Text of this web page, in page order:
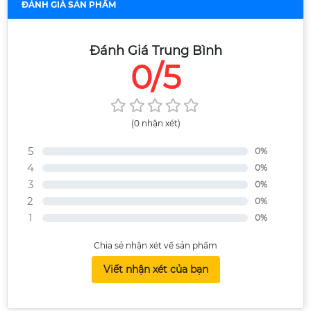
ĐÁNH GIÁ SẢN PHẨM
Đánh Giá Trung Bình
0/5
(0 nhận xét)
5 0%
4 0%
3 0%
2 0%
1 0%
Chia sẻ nhận xét về sản phẩm
Viết nhận xét của bạn